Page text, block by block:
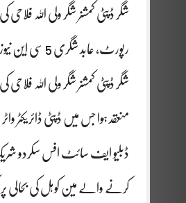
شگر ڈپٹی کمشنر شگر ولی اللہ
رپورٹ، عابد شگری 5 سی این نیوز
شگر ڈپٹی کمشنر شگر ولی اللہ
منعقد ہوا جس میں ڈپٹی ڈائریکٹر
ڈبلیو ایف سائٹ افس سکردو
کرنے والے مین کوہل کی بحالی پر